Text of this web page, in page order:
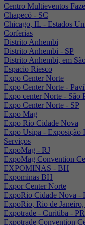
Centro Multieventos
Chapecó - SC
Chicago, IL - Estados
Corferias
Distrito Anhembi
Distrito Anhembi - SP
Distrito Anhembi, em
Espacio Riesco
Expo Center Norte
Expo Center Norte -
Expo center Norte - São
Expo Center Norte - SP
Expo Mag
Expo Rio Cidade Nova
Expo Usipa - Exposição
Serviços
ExpoMag - RJ
ExpoMag Convention
EXPOMINAS - BH
Expominas BH
Expor Center Norte
ExpoRio Cidade Nova -
ExpoRio, Rio de Janeiro,
Expotrade - Curitiba - PR
Expotrade Convention